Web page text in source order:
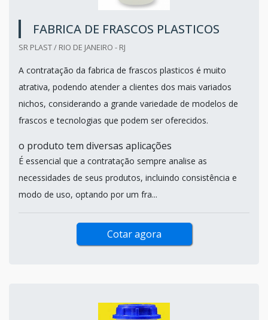
FABRICA DE FRASCOS PLASTICOS
SR PLAST / RIO DE JANEIRO - RJ
A contratação da fabrica de frascos plasticos é muito
atrativa, podendo atender a clientes dos mais variados
nichos, considerando a grande variedade de modelos de
frascos e tecnologias que podem ser oferecidos.
o produto tem diversas aplicações
É essencial que a contratação sempre analise as
necessidades de seus produtos, incluindo consistência e
modo de uso, optando por um fra...
Cotar agora